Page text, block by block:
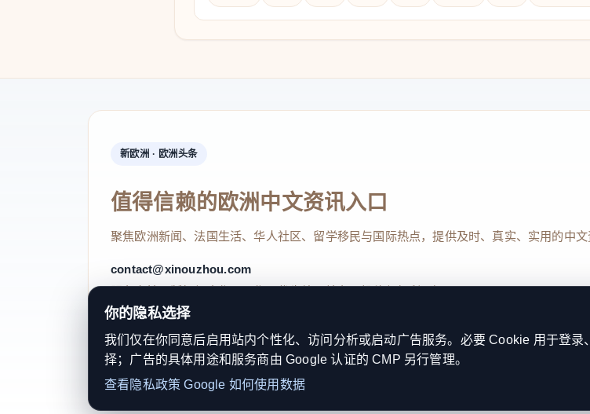
新欧洲 · 欧洲头条
值得信赖的欧洲中文资讯入口
聚焦欧洲新闻、法国生活、华人社区、留学移民与国际热点，提供及时、真实、实用的中
contact@xinouzhou.com
服务支持、版权与合作：工作日优先处理站务、投稿与权利通知
© 2026 新欧洲·欧洲头条. All Rights Reserved. 本网站持续优化内容透明度、联系方式与用户
关于我们法律声明 编辑规范日期归档隐私政策
你的隐私选择
我们仅在你同意后启用站内个性化、访问分析或启动广告服务。必要 Cookie 用于登录
择；广告的具体用途和服务商由 Google 认证的 CMP 另行管理。
查看隐私政策 Google 如何使用数据